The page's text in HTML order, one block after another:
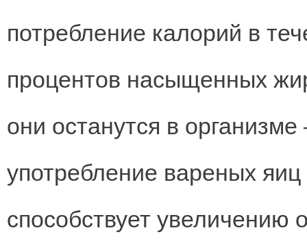
потребление калорий в
процентов насыщенных
они останутся в
употребление вареных
способствует